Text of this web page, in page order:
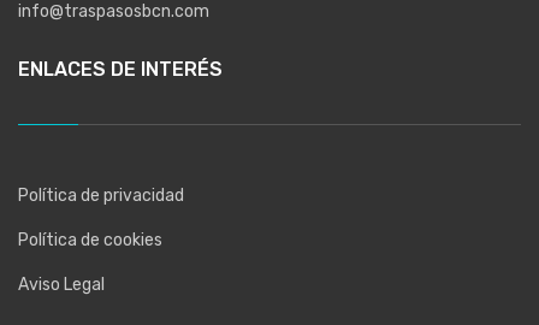
info@traspasosbcn.com
ENLACES DE INTERÉS
Política de privacidad
Política de cookies
Aviso Legal